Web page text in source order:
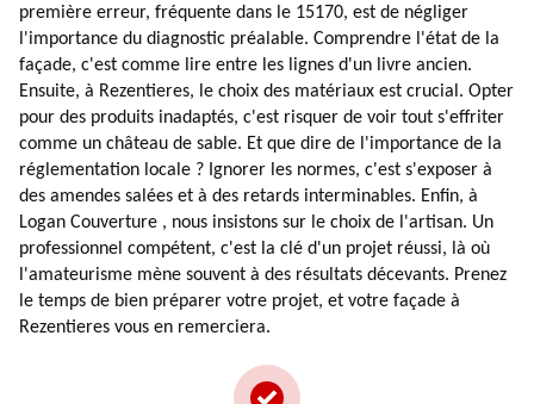
première erreur, fréquente dans le 15170, est de négliger
l'importance du diagnostic préalable. Comprendre l'état de la
façade, c'est comme lire entre les lignes d'un livre ancien.
Ensuite, à Rezentieres, le choix des matériaux est crucial. Opter
pour des produits inadaptés, c'est risquer de voir tout s'effriter
comme un château de sable. Et que dire de l'importance de la
réglementation locale ? Ignorer les normes, c'est s'exposer à
des amendes salées et à des retards interminables. Enfin, à
Logan Couverture , nous insistons sur le choix de l'artisan. Un
professionnel compétent, c'est la clé d'un projet réussi, là où
l'amateurisme mène souvent à des résultats décevants. Prenez
le temps de bien préparer votre projet, et votre façade à
Rezentieres vous en remerciera.